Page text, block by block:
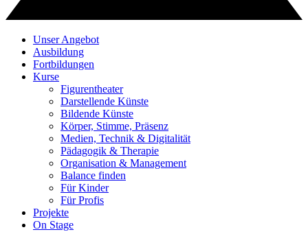
Unser Angebot
Ausbildung
Fortbildungen
Kurse
Figurentheater
Darstellende Künste
Bildende Künste
Körper, Stimme, Präsenz
Medien, Technik & Digitalität
Pädagogik & Therapie
Organisation & Management
Balance finden
Für Kinder
Für Profis
Projekte
On Stage